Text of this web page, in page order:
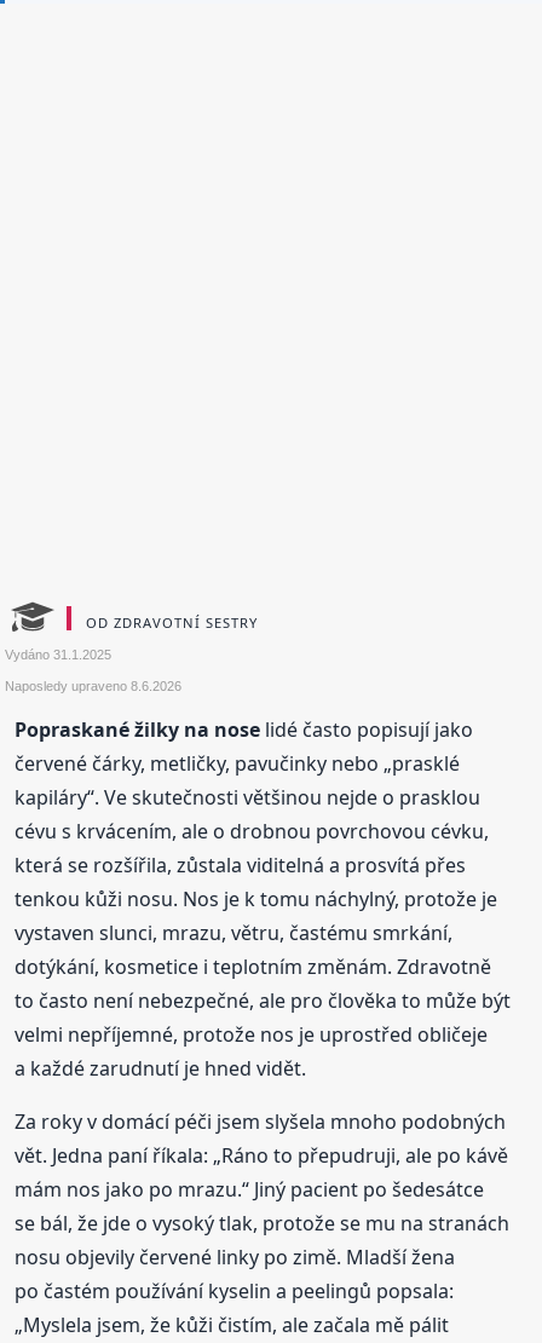
OD ZDRAVOTNÍ SESTRY
Vydáno31.1.2025
Naposledy upraveno8.6.2026
Popraskané žilky na nose lidé často popisují jako
červené čárky, metličky, pavučinky nebo „prasklé
kapiláry“. Ve skutečnosti většinou nejde o prasklou
cévu s krvácením, ale o drobnou povrchovou cévku,
která se rozšířila, zůstala viditelná a prosvítá přes
tenkou kůži nosu. Nos je k tomu náchylný, protože je
vystaven slunci, mrazu, větru, častému smrkání,
dotýkání, kosmetice i teplotním změnám. Zdravotně
to často není nebezpečné, ale pro člověka to může být
velmi nepříjemné, protože nos je uprostřed obličeje
a každé zarudnutí je hned vidět.
Za roky v domácí péči jsem slyšela mnoho podobných
vět. Jedna paní říkala: „Ráno to přepudruji, ale po kávě
mám nos jako po mrazu.“ Jiný pacient po šedesátce
se bál, že jde o vysoký tlak, protože se mu na stranách
nosu objevily červené linky po zimě. Mladší žena
po častém používání kyselin a peelingů popsala:
„Myslela jsem, že kůži čistím, ale začala mě pálit